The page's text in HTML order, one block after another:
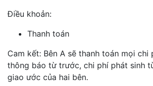
Điều khoản:
Thanh toán
Cam kết: Bên A sẽ thanh toán mọi chi
thông báo từ trước, chi phí phát sinh
giao ước của hai bên.